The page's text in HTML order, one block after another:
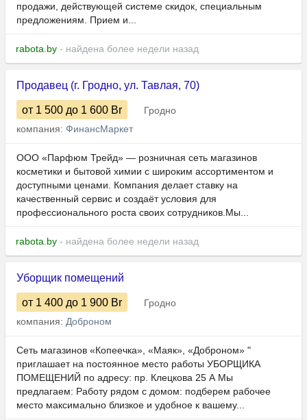
продажи, действующей системе скидок, специальным
предложениям. Прием и...
rabota.by - найдена более недели назад
Продавец (г. Гродно, ул. Тавлая, 70)
от 1 500 до 1 600 Br
Гродно
компания: ФинансМаркет
ООО «Парфюм Трейд» — розничная сеть магазинов
косметики и бытовой химии с широким ассортиментом и
доступными ценами. Компания делает ставку на
качественный сервис и создаёт условия для
профессионального роста своих сотрудников.Мы...
rabota.by - найдена более недели назад
Уборщик помещений
от 1 400 до 1 900 Br
Гродно
компания: Доброном
Сеть магазинов «Копеечка», «Маяк», «Доброном» "
приглашает на постоянное место работы УБОРЩИКА
ПОМЕЩЕНИЙ по адресу: пр. Клецкова 25 А Мы
предлагаем: Работу рядом с домом: подберем рабочее
место максимально близкое и удобное к вашему...